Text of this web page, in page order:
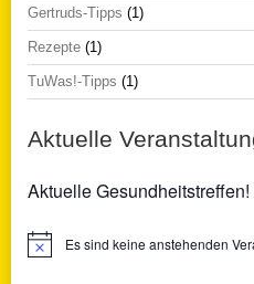
Gertruds-Tipps (1)
Rezepte (1)
TuWas!-Tipps (1)
Aktuelle
Aktuelle Gesundheitstreffen!
HinweisEs sind keine anstehenden